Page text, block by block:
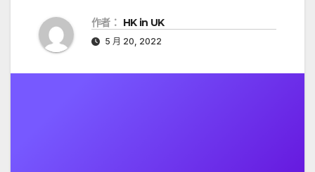
作者： HK in UK
5 月 20, 2022